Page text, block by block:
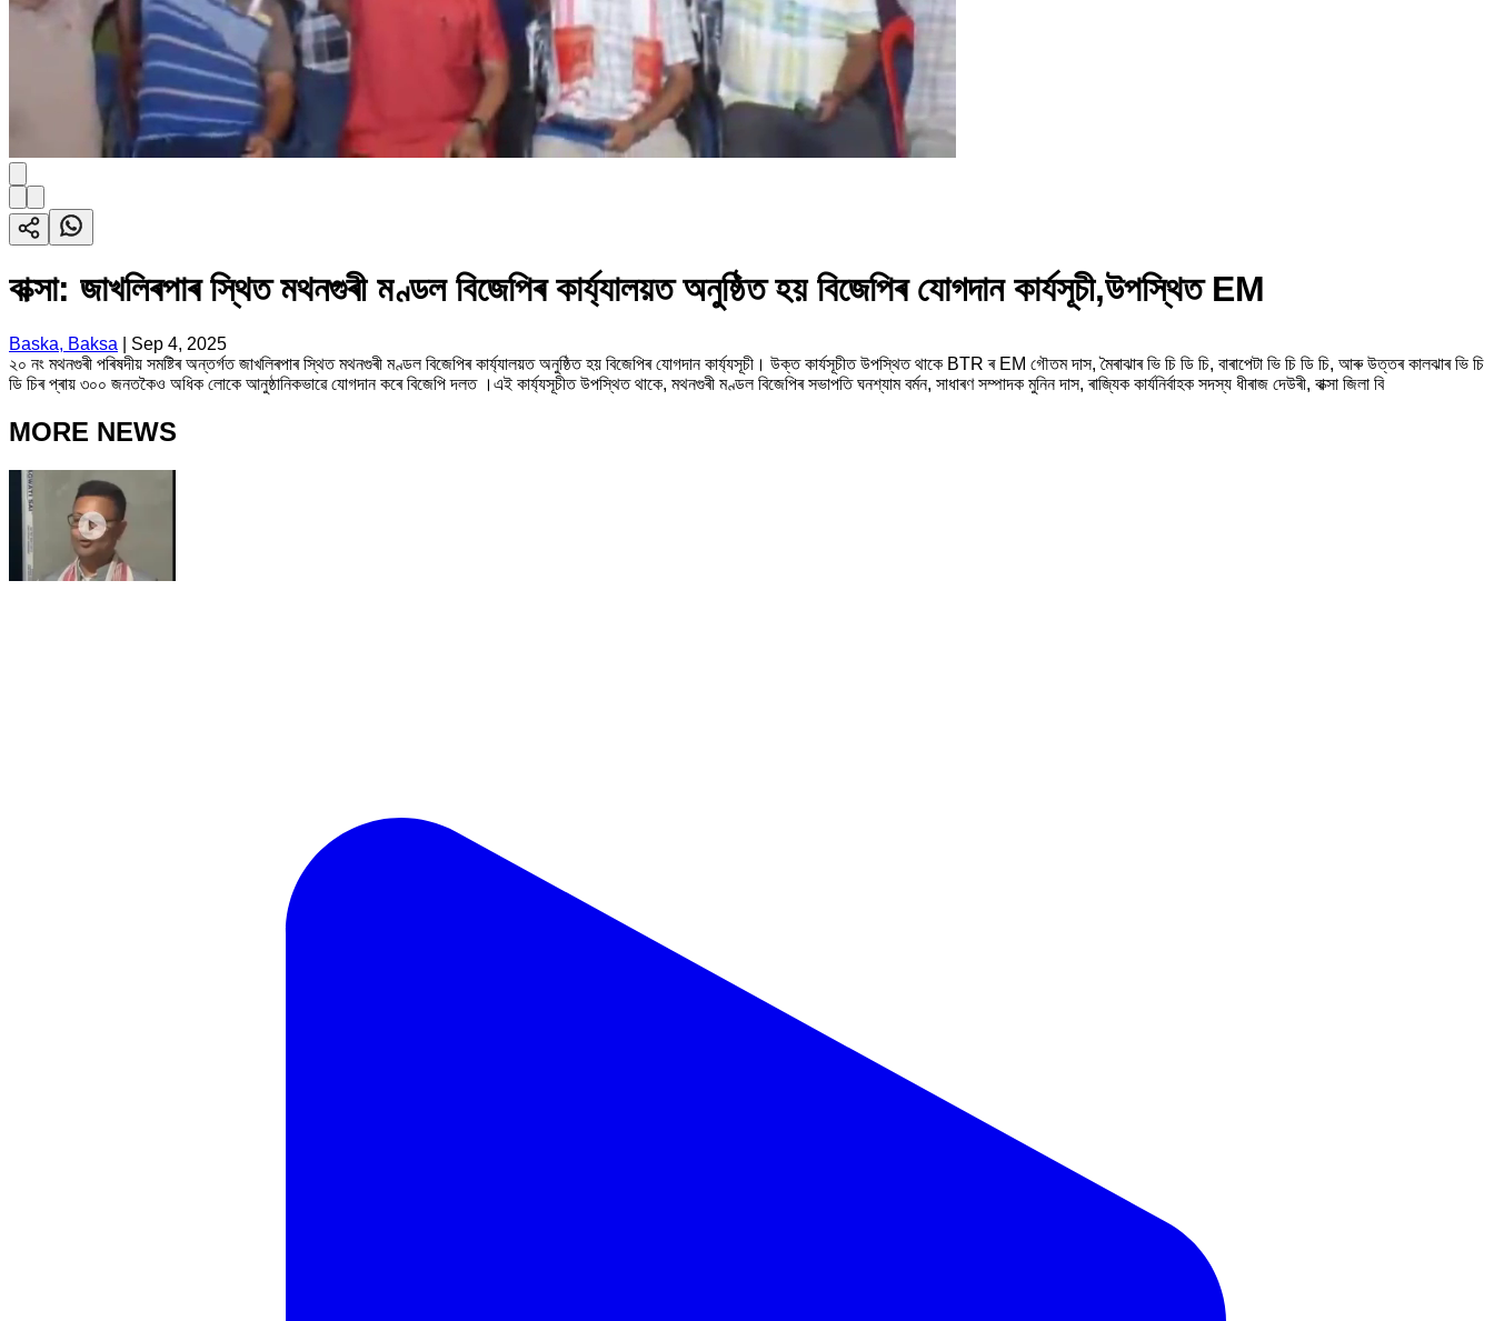
বাক্সা: জাখলিৰপাৰ স্থিত মথনগুৰী মণ্ডল বিজেপিৰ কাৰ্য্যালয়ত অনুষ্ঠিত হয় বিজেপিৰ যোগদান কাৰ্যসূচী,উপস্থিত EM
Baska, Baksa
Sep 4, 2025
২০ নং মথনগুৰী পৰিষদীয় সমষ্টিৰ অন্তৰ্গত জাখলিৰপাৰ স্থিত মথনগুৰী মণ্ডল বিজেপিৰ কাৰ্য্যালয়ত অনুষ্ঠিত হয় বিজেপিৰ যোগদান কাৰ্য্যসূচী। উক্ত কাৰ্যসূচীত উপস্থিত থাকে BTR ৰ EM গৌতম দাস, মৈৰাঝাৰ ভি চি ডি চি, বাৰাপেটা ভি চি ডি চি, আৰু উত্তৰ কালঝাৰ ভি চি
ডি চিৰ প্ৰায় ৩০০ জনতকৈও অধিক লোকে আনুষ্ঠানিকভাৱে যোগদান কৰে বিজেপি দলত ।এই কাৰ্য্যসূচীত উপস্থিত থাকে, মথনগুৰী মণ্ডল বিজেপিৰ সভাপতি ঘনশ্যাম বৰ্মন, সাধাৰণ সম্পাদক মুনিন দাস, ৰাজ্যিক কাৰ্যনিৰ্বাহক সদস্য ধীৰাজ দেউৰী, বাক্সা জিলা বি
MORE NEWS